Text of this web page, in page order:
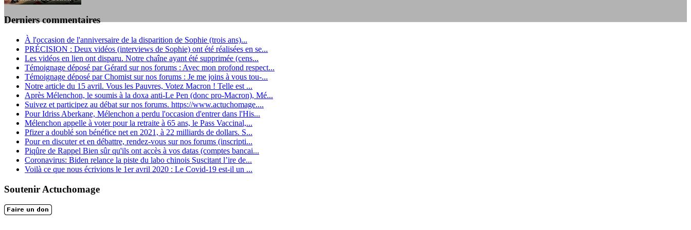
LES FONDATEURS
En 2004, une dizaine de personnes contribuèrent au lancement de l'association. Elles furent plusieurs centaines à s'investir parfois au quotidien ces 16 dernières années. L'aventure se pou...
Derniers commentaires
À l'occasion de l'anniversaire de la disparition de Sophie (trois ans)...
PRÉCISION : Deux vidéos (interviews de Sophie) ont été réalisées en se...
Les vidéos en lien ont disparu. Notre chaîne ayant été supprimée (cens...
Témoignage déposé par Gérard sur nos forums : Avec mon profond respect...
Témoignage déposé par Chomist sur nos forums : Je me joins à vous tou-...
Notre article du 15 avril. Vous les Pauvres, Votez Macron ! Telle est ...
Après Mélenchon, le soumis à la doxa anti-Le Pen (donc pro-Macron), Mé...
Suivez et participez au débat sur nos forums. https://www.actuchomage....
Pour Idriss Aberkane, Mélenchon a perdu l'occasion d'entrer dans l'His...
Mélenchon appelle à voter pour la retraite à 65 ans, le Pass Vaccinal,...
Pfizer a doublé son bénéfice net en 2021, à 22 milliards de dollars. S...
Pour en discuter et en débattre, rendez-vous sur nos forums (inscripti...
Piqûre de Rappel Bien sûr qu'ils ont accès à vos datas (comptes bancai...
Coronavirus: Biden relance la piste du labo chinois Suscitant l’ire de...
Voilà ce que nous écrivions le 1er avril 2020 : Le Covid-19 est-il un ...
Soutenir Actuchomage